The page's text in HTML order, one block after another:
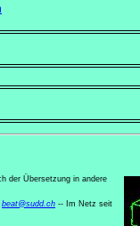
der Übersetzung in andere
beat@sudd.ch -- Im Netz seit